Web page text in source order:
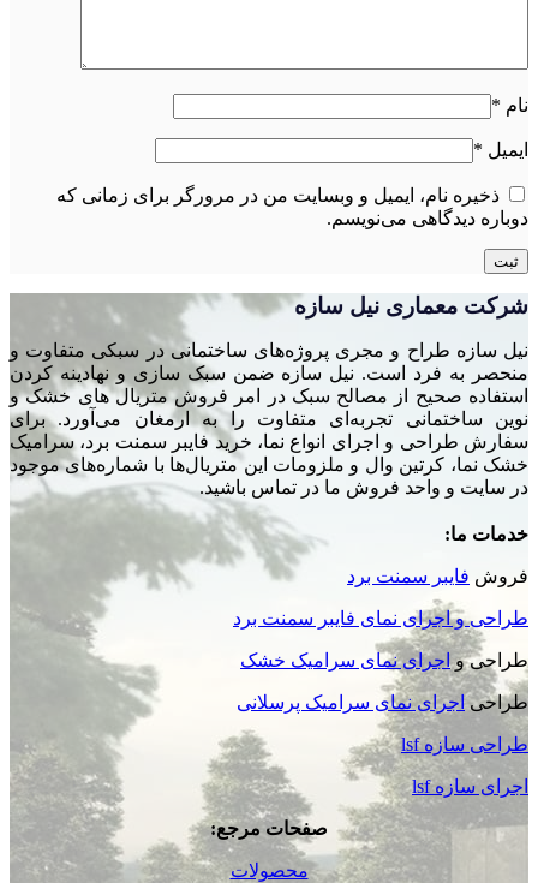
نام *
ایمیل *
ذخیره نام، ایمیل و وبسایت من در مرورگر برای زمانی که
دوباره دیدگاهی می‌نویسم.
شرکت معماری نیل سازه
نیل سازه طراح و مجری پروژه‌های ساختمانی در سبکی متفاوت و
منحصر به فرد است. نیل سازه ضمن سبک سازی و نهادینه کردن
استفاده صحیح از مصالح سبک در امر فروش متریال های خشک و
نوین ساختمانی تجربه‌ای متفاوت را به ارمغان می‌آورد. برای
سفارش طراحی و اجرای انواع نما، خرید فایبر سمنت برد، سرامیک
خشک نما، کرتین وال و ملزومات این متریال‌ها با شماره‌های موجود
در سایت و واحد فروش ما در تماس باشید.
خدمات ما:
فروش فایبر سمنت برد
طراحی و اجرای نمای فایبر سمنت برد
طراحی واجرای نمای سرامیک خشک
طراحیاجرای نمای سرامیک پرسلانی
طراحی سازه lsf
اجرای سازه lsf
صفحات مرجع:
محصولات